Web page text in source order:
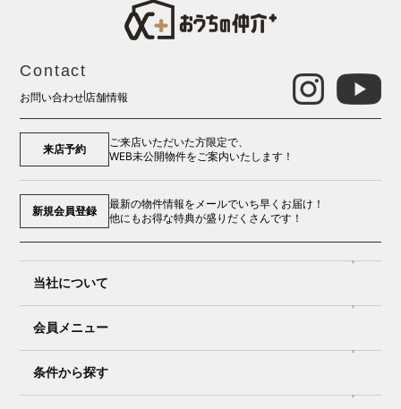
Contact
お問い合わせ店舗情報
来店予約
ご来店いただいた方限定で、
WEB未公開物件をご案内いたします！
新規会員登録
最新の物件情報をメールでいち早くお届け！
他にもお得な特典が盛りだくさんです！
当社について
会員メニュー
条件から探す